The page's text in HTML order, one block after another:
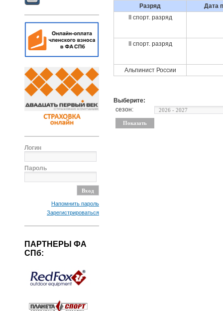
Логин
Пароль
Напомнить пароль
Зарегистрироваться
ПАРТНЕРЫ ФА
СПб:
Разряд
Дата
II спорт. разряд
II спорт. разряд
Альпинист России
Выберите:
сезон: